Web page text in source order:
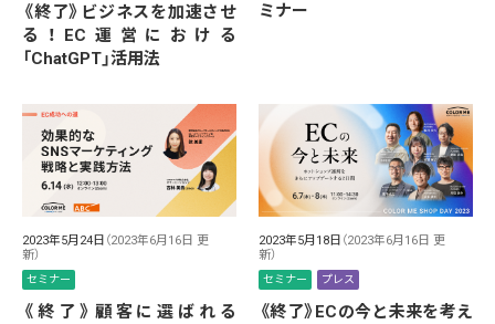
《終了》ビジネスを加速させ
る！EC運営における
「ChatGPT」活用法
ミナー
2023年5月24日 （2023年6月16日 更
新）
セミナー
《終了》顧客に選ばれる
2023年5月18日 （2023年6月16日 更
新）
セミナー プレス
《終了》ECの今と未来を考え